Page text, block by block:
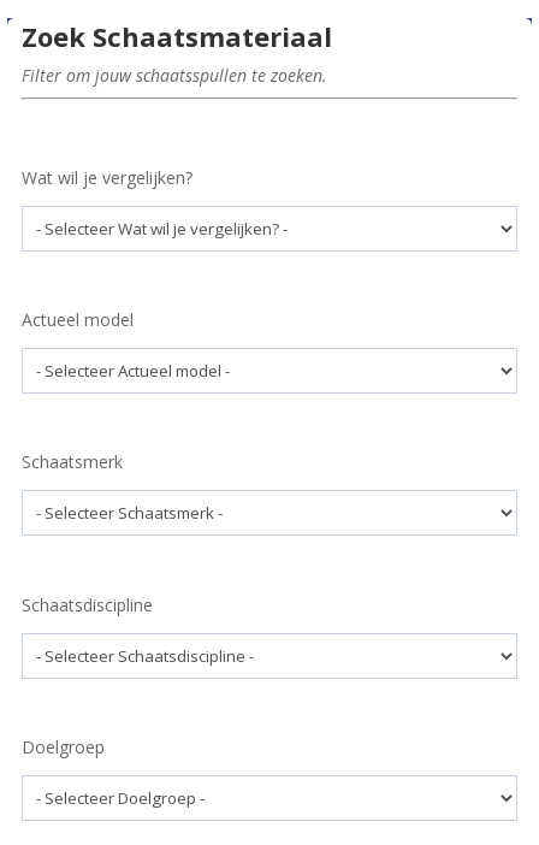
Zoek Schaatsmateriaal
Filter om jouw schaatsspullen te zoeken.
Wat wil je vergelijken?
Actueel model
Schaatsmerk
Schaatsdiscipline
Doelgroep